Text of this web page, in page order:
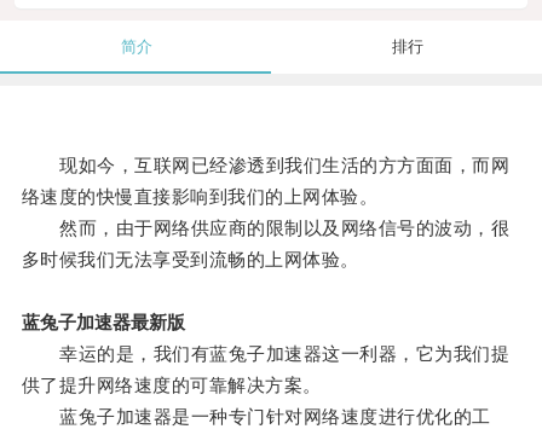
简介 排行
现如今，互联网已经渗透到我们生活的方方面面，而网
络速度的快慢直接影响到我们的上网体验。
然而，由于网络供应商的限制以及网络信号的波动，很
多时候我们无法享受到流畅的上网体验。
蓝兔子加速器最新版
幸运的是，我们有蓝兔子加速器这一利器，它为我们提
供了提升网络速度的可靠解决方案。
蓝兔子加速器是一种专门针对网络速度进行优化的工